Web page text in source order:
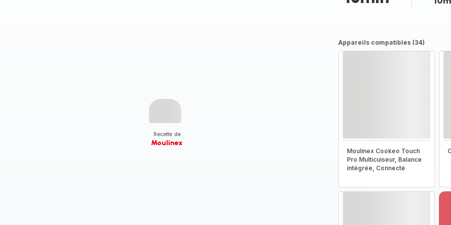
Recette de
Moulinex
Appareils compatibles (34)
Moulinex Cookeo Touch
Pro Multicuiseur, Balance
intégrée, Connecté